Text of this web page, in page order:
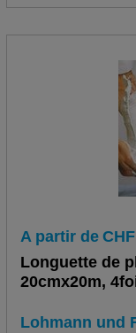
A partir de CHF
Longuette de
20cmx20m,
Lohmann und